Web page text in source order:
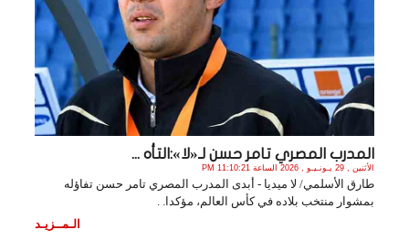
المدرب المصري تامر حسن لـ«لا»:التأه ...
الأثنين , 29 يـونـيـو , 2026 الساعة 11:10:21 PM
طارق الأسلمي/ لا ميديا - أبدى المدرب المصري تامر حسن تفاؤله
بمشوار منتخب بلاده في كأس العالم، مؤكدا. .
الـمــزيـد